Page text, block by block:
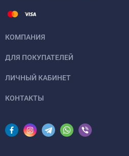
КОМПАНИЯ
ДЛЯ ПОКУПАТЕЛЕЙ
ЛИЧНЫЙ КАБИНЕТ
КОНТАКТЫ